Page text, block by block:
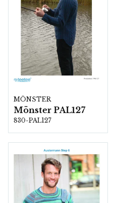
MÖNSTER
Mönster PAL127
830-PAL127